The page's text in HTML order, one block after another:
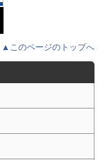
▲このページのトップへ